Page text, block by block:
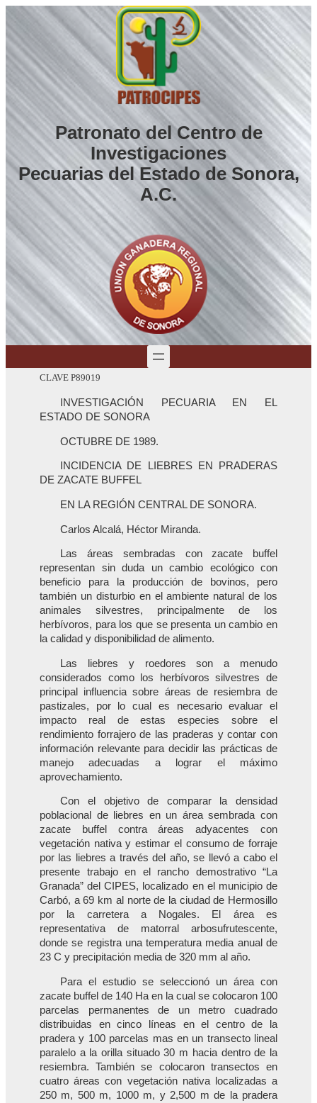
Saltar
al
contenido
Patronato del Centro de
Investigaciones
Pecuarias del Estado de Sonora,
A.C.
CLAVE P89019
INVESTIGACIÓN PECUARIA EN EL
ESTADO DE SONORA
OCTUBRE DE 1989.
INCIDENCIA DE LIEBRES EN PRADERAS
DE ZACATE BUFFEL
EN LA REGIÓN CENTRAL DE SONORA.
Carlos Alcalá, Héctor Miranda.
Las áreas sembradas con zacate buffel
representan sin duda un cambio ecológico con
beneficio para la producción de bovinos, pero
también un disturbio en el ambiente natural de los
animales silvestres, principalmente de los
herbívoros, para los que se presenta un cambio en
la calidad y disponibilidad de alimento.
Las liebres y roedores son a menudo
considerados como los herbívoros silvestres de
principal influencia sobre áreas de resiembra de
pastizales, por lo cual es necesario evaluar el
impacto real de estas especies sobre el
rendimiento forrajero de las praderas y contar con
información relevante para decidir las prácticas de
manejo adecuadas a lograr el máximo
aprovechamiento.
Con el objetivo de comparar la densidad
poblacional de liebres en un área sembrada con
zacate buffel contra áreas adyacentes con
vegetación nativa y estimar el consumo de forraje
por las liebres a través del año, se llevó a cabo el
presente trabajo en el rancho demostrativo “La
Granada” del CIPES, localizado en el municipio de
Carbó, a 69 km al norte de la ciudad de Hermosillo
por la carretera a Nogales. El área es
representativa de matorral arbosufrutescente,
donde se registra una temperatura media anual de
23 C y precipitación media de 320 mm al año.
Para el estudio se seleccionó un área con
zacate buffel de 140 Ha en la cual se colocaron 100
parcelas permanentes de un metro cuadrado
distribuidas en cinco líneas en el centro de la
pradera y 100 parcelas mas en un transecto lineal
paralelo a la orilla situado 30 m hacia dentro de la
resiembra. También se colocaron transectos en
cuatro áreas con vegetación nativa localizadas a
250 m, 500 m, 1000 m, y 2,500 m de la pradera